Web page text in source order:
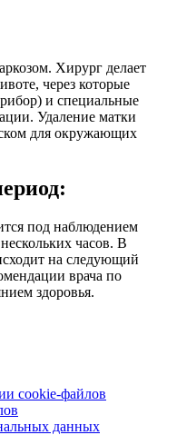
Хирург делает
через которые
и специальные
Удаление матки
для окружающих
под наблюдением
часов. В
на следующий
врача по
здоровья.
cookie-файлов
данных